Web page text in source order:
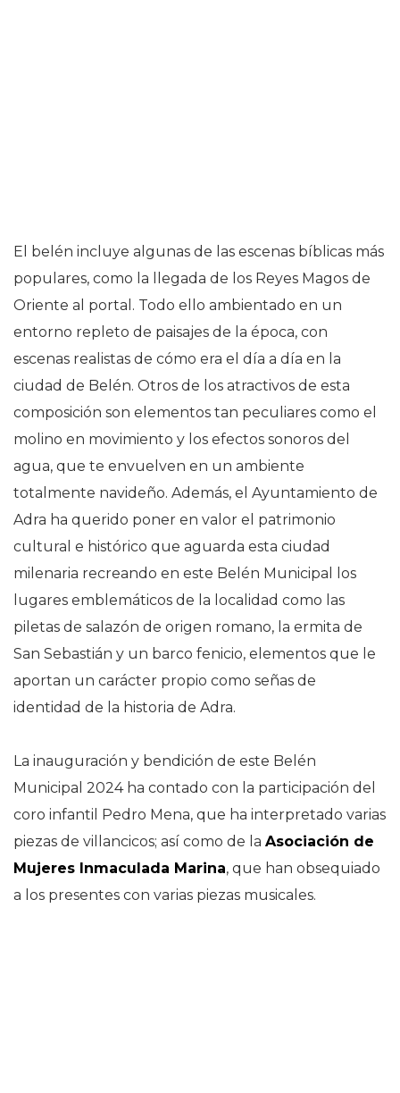
El belén incluye algunas de las escenas bíblicas más
populares, como la llegada de los Reyes Magos de
Oriente al portal. Todo ello ambientado en un
entorno repleto de paisajes de la época, con
escenas realistas de cómo era el día a día en la
ciudad de Belén. Otros de los atractivos de esta
composición son elementos tan peculiares como el
molino en movimiento y los efectos sonoros del
agua, que te envuelven en un ambiente
totalmente navideño. Además, el Ayuntamiento de
Adra ha querido poner en valor el patrimonio
cultural e histórico que aguarda esta ciudad
milenaria recreando en este Belén Municipal los
lugares emblemáticos de la localidad como las
piletas de salazón de origen romano, la ermita de
San Sebastián y un barco fenicio, elementos que le
aportan un carácter propio como señas de
identidad de la historia de Adra.
La inauguración y bendición de este Belén
Municipal 2024 ha contado con la participación del
coro infantil Pedro Mena, que ha interpretado varias
piezas de villancicos; así como de la Asociación de
Mujeres Inmaculada Marina, que han obsequiado
a los presentes con varias piezas musicales.